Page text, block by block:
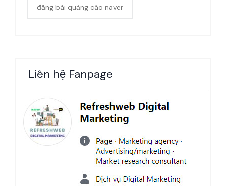
đăng bài quảng cáo naver
Liên hệ Fanpage